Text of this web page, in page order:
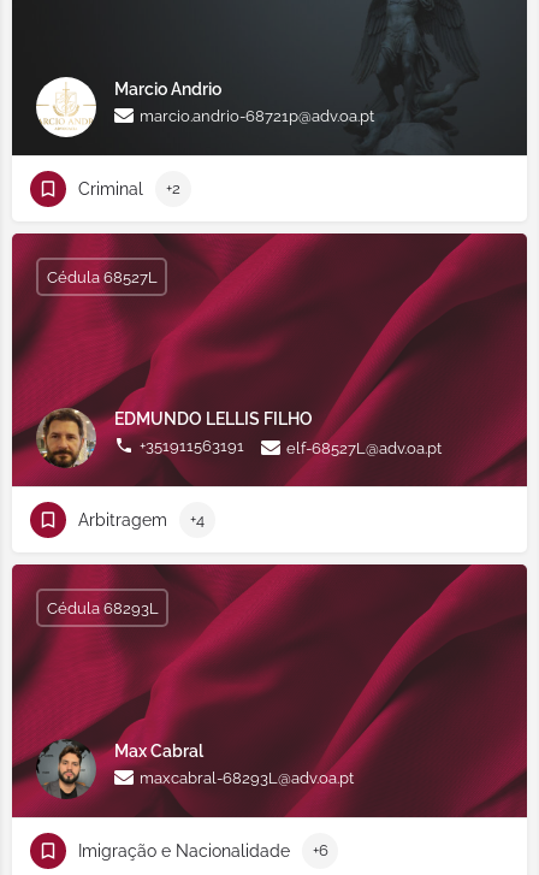
Marcio Andrio
marcio.andrio-68721p@adv.oa.pt
Criminal +2
EDMUNDO LELLIS FILHO
+351911563191 elf-68527L@adv.oa.pt
Cédula 68527L
Arbitragem +4
Max Cabral
maxcabral-68293L@adv.oa.pt
Cédula 68293L
Imigração e Nacionalidade +6